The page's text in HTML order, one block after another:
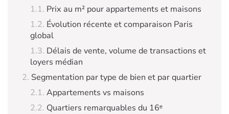
Prix au m² pour appartements et maisons
Évolution récente et comparaison Paris
global
Délais de vente, volume de transactions et
loyers médian
Segmentation par type de bien et par quartier
Appartements vs maisons
Quartiers remarquables du 16ᵉ